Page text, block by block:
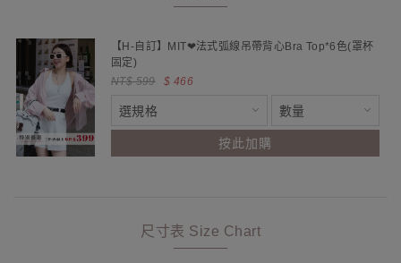
【H-自訂】MIT❤法式弧線吊帶背心Bra Top*6色(罩杯
固定)
NT$ 599
$ 466
按此加購
尺寸表 Size Chart